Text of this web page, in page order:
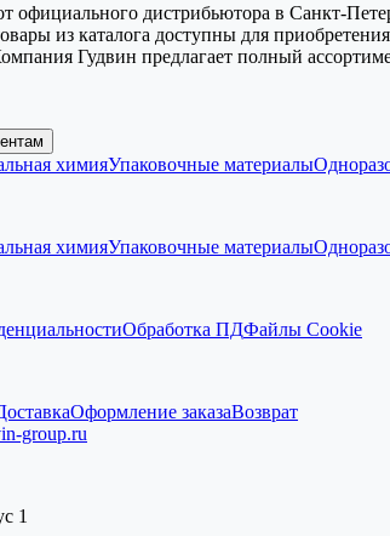
официального дистрибьютора в Санкт-
из каталога доступны для
Гудвин предлагает полный
химияУпаковочные материалы
химияУпаковочные материалы
Обработка ПДФайлы Cookie
Оформление заказаВозврат
group.ru
1